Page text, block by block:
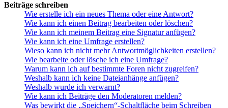
Beiträge schreiben
Wie erstelle ich ein neues Thema oder eine Antwort?
Wie kann ich einen Beitrag bearbeiten oder löschen?
Wie kann ich meinem Beitrag eine Signatur anfügen?
Wie kann ich eine Umfrage erstellen?
Wieso kann ich nicht mehr Antwortmöglichkeiten erstellen?
Wie bearbeite oder lösche ich eine Umfrage?
Warum kann ich auf bestimmte Foren nicht zugreifen?
Weshalb kann ich keine Dateianhänge anfügen?
Weshalb wurde ich verwarnt?
Wie kann ich Beiträge den Moderatoren melden?
Was bewirkt die „Speichern“-Schaltfläche beim Schreiben